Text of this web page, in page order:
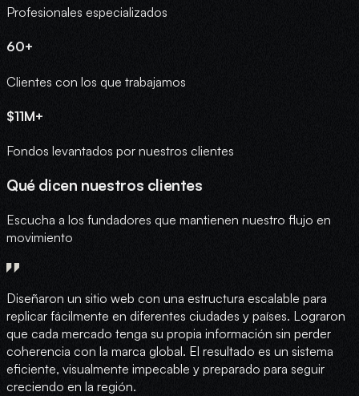
Profesionales especializados
60+
Clientes con los que trabajamos
$11M+
Fondos levantados por nuestros clientes
Qué dicen nuestros clientes
Escucha a los fundadores que mantienen nuestro flujo en
movimiento
Diseñaron un sitio web con una estructura escalable para
replicar fácilmente en diferentes ciudades y países. Lograron
que cada mercado tenga su propia información sin perder
coherencia con la marca global. El resultado es un sistema
eficiente, visualmente impecable y preparado para seguir
creciendo en la región.